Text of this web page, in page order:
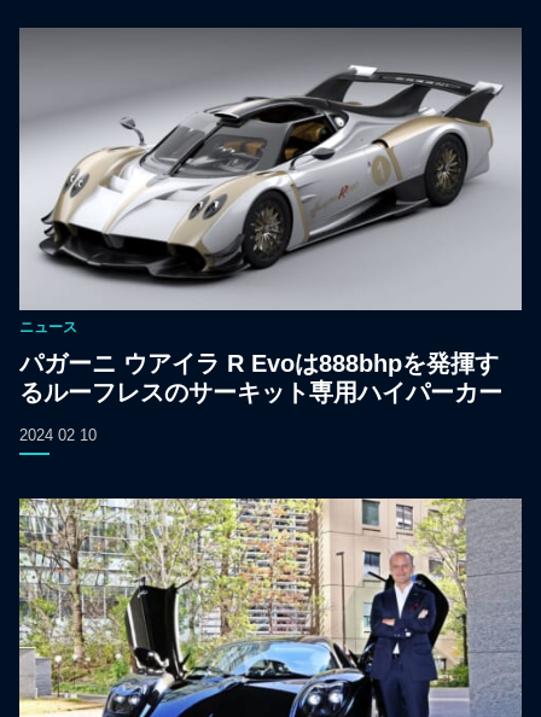
ニュース
パガーニ ウアイラ R Evoは888bhpを発揮す
るルーフレスのサーキット専用ハイパーカー
2024 02 10